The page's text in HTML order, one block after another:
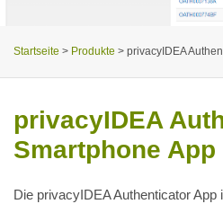
Startseite > Produkte > privacyIDEA
privacyIDEA
Smartphone App
Die privacyIDEA Authenticator App